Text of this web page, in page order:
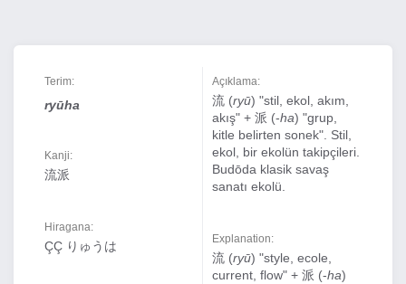
Terim:
ryūha
Kanji:
流派
Hiragana:
ÇÇ りゅうは
Açıklama:
流 (ryū) "stil, ekol, akım,
akış" + 派 (-ha) "grup,
kitle belirten sonek". Stil,
ekol, bir ekolün takipçileri.
Budōda klasik savaş
sanatı ekolü.
Explanation:
流 (ryū) "style, ecole,
current, flow" + 派 (-ha)